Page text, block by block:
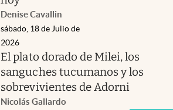
Denise Cavallin
sábado, 18 de Julio de
2026
El plato dorado de Milei, los
sanguches tucumanos y los
sobrevivientes de Adorni
Nicolás Gallardo